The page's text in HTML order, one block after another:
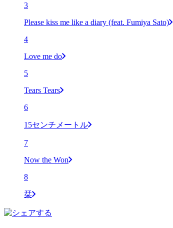
3
Please kiss me like a diary (feat. Fumiya Sato)
4
Love me do
5
Tears Tears
6
15センチメートル
7
Now the Won
8
栞